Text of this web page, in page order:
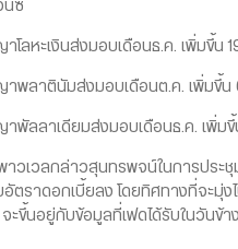
นซ์
เงินส่งมอบเดือนธ.ค. เพิ่มขึ้น
นัมส่งมอบเดือนต.ค. เพิ่มขึ้น
เดียมส่งมอบเดือนธ.ค. เพิ่มขึ้น
ลกล่าวสุนทรพจน์ในการประชุมปร
อัตราดอกเบี้ยลง โดยทิศทางที่จะมุ่
ะขึ้นอยู่กับข้อมูลที่เฟดได้รับในวันข้